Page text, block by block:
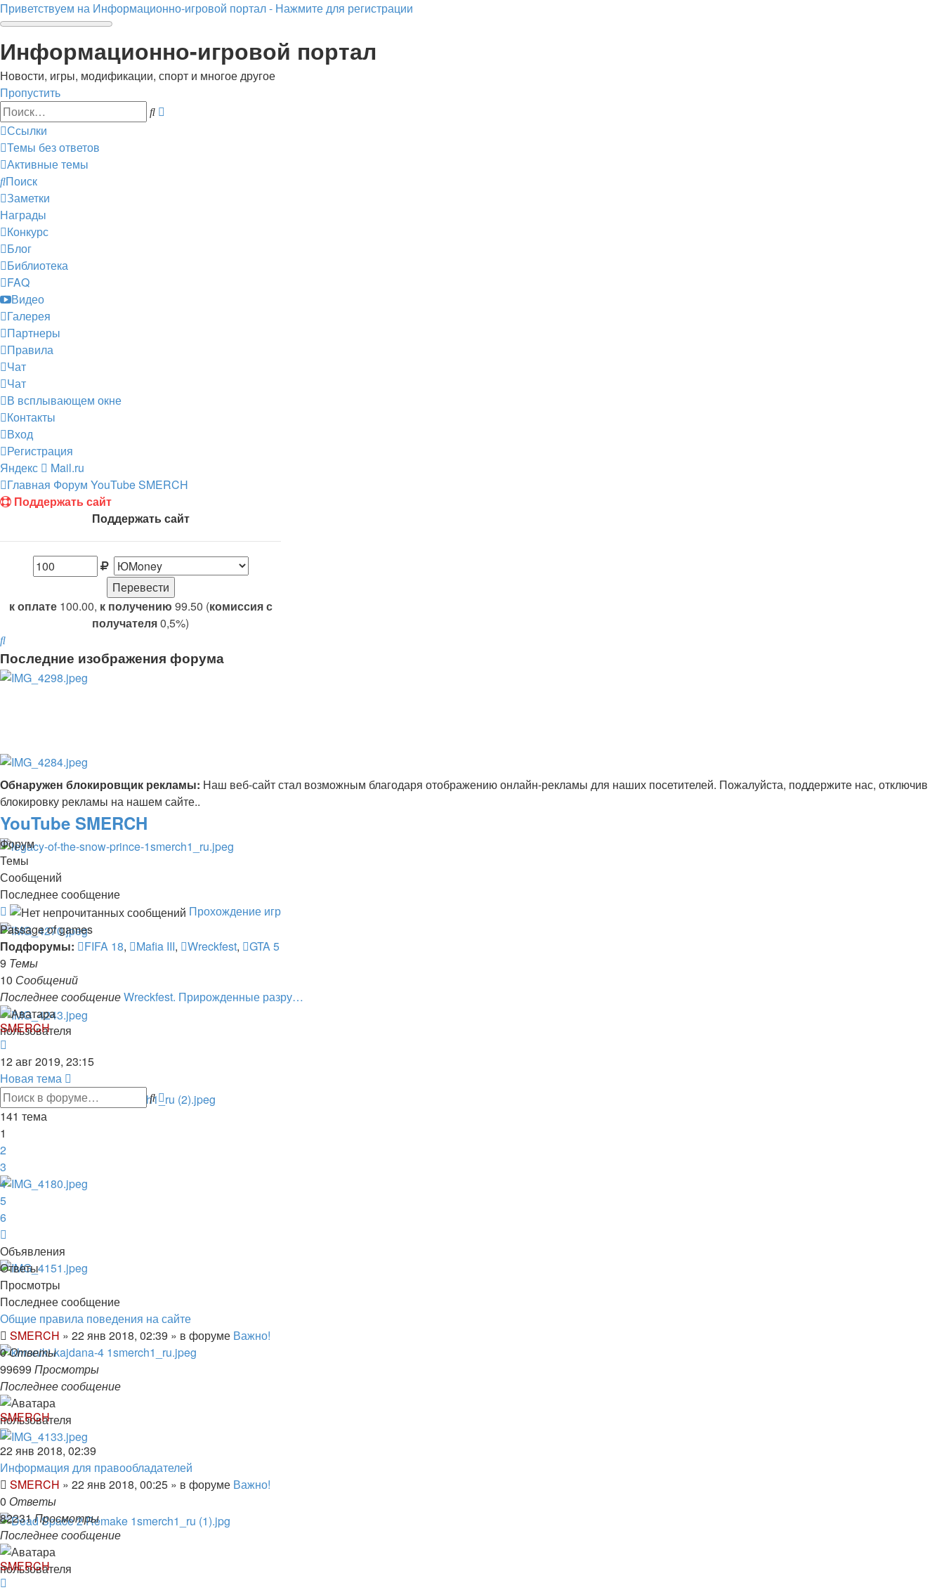
Приветствуем на Информационно-игровой портал - Нажмите для регистрации
Информационно-игровой портал
Новости, игры, модификации, спорт и многое другое
Пропустить
Поиск
Ссылки
Темы без ответов
Активные темы
Поиск
Заметки
Награды
Конкурс
Блог
Библиотека
FAQ
Видео
Галерея
Партнеры
Правила
Чат
Чат
В всплывающем окне
Контакты
Вход
Регистрация
Яндекс
Mail.ru
Главная Форум YouTube SMERCH
Поддержать сайт
Поддержать сайт
к оплате100.00, к получению 99.50 (комиссия с
получателя0,5%)
Поиск
Последние изображения форума
Обнаружен блокировщик рекламы: Наш веб-сайт стал возможным благодаря отображению онлайн-рекламы для наших посетителей. Пожалуйста, поддержите нас, отключив
блокировку рекламы на нашем сайте..
YouTube SMERCH
Форум
Темы
Сообщений
Последнее сообщение
Канал
-
Прохождение
игр
Прохождение игр
Passage of games
Подфорумы:
FIFA 18, Mafia III, Wreckfest,
GTA 5
9 Темы
10 Сообщений
Последнее сообщениеWreckfest. Прирожденные разру…
SMERCH
к
последнему
сообщению
12 авг 2019, 23:15
Новая тема
Поиск
Расширенный
поиск
141 тема
1
2
3
4
5
6
Объявления
Ответы
Просмотры
Последнее сообщение
Общие правила поведения на сайте
SMERCH » 22 янв 2018, 02:39 » в форуме Важно!
0Ответы
99699 Просмотры
Последнее сообщение
SMERCH
22 янв 2018, 02:39
Информация для правообладателей
SMERCH » 22 янв 2018, 00:25 » в форуме Важно!
0 Ответы
82231Просмотры
Последнее сообщение
SMERCH